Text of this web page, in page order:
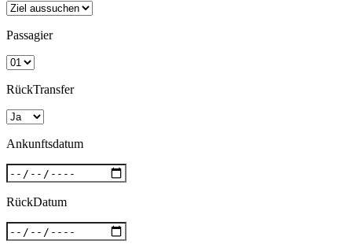
Passagier
RückTransfer
Ankunftsdatum
RückDatum